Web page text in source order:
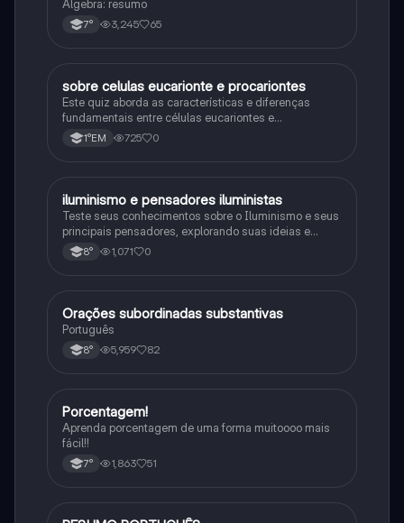
Álgebra: resumo
7° 3,245 65
Biologia
sobre celulas eucarionte e procariontes
Este quiz aborda as características e diferenças
fundamentais entre células eucariontes e
procariontes.
1°EM 725 0
História
iluminismo e pensadores iluministas
Teste seus conhecimentos sobre o Iluminismo e seus
principais pensadores, explorando suas ideias e
impacto histórico.
8° 1,071 0
Português
Orações subordinadas substantivas
Português
8° 5,959 82
Matematica
Porcentagem!
Aprenda porcentagem de uma forma muitoooo mais
fácil!!
7° 1,863 51